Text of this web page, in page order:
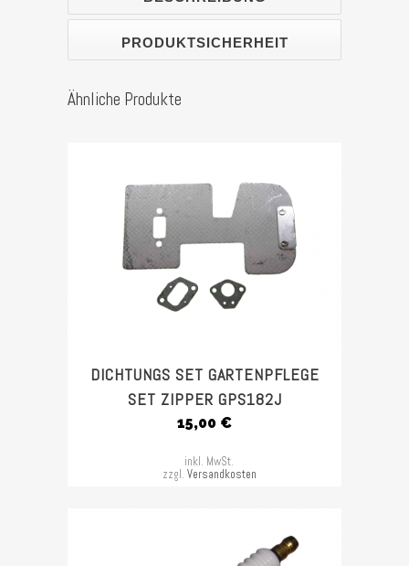
PRODUKTSICHERHEIT
Ähnliche Produkte
DICHTUNGS SET GARTENPFLEGE
SET ZIPPER GPS182J
15,00 €
inkl. MwSt.
zzgl. Versandkosten